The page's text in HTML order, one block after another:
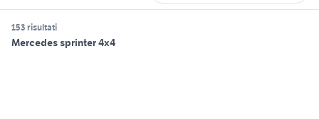
153 risultati
Mercedes sprinter 4x4